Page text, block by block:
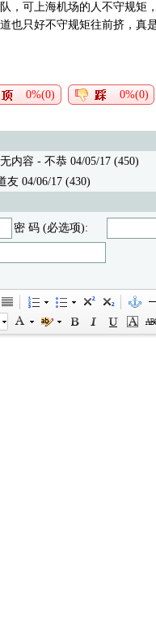
，可上海机场的人不守规矩
也只好不守规矩往前挤，真
0%(0) 0%(0)
内容 - 不恭 04/05/17 (450)
友 04/06/17 (430)
密 码 (必选项):